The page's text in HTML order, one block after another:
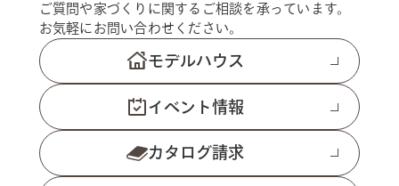
ご質問や家づくりに関するご相談を承っています。
お気軽にお問い合わせください。
モデルハウス
イベント情報
カタログ請求